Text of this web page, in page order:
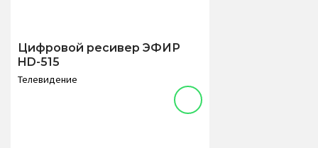
Цифровой ресивер ЭФИР
HD-515
Телевидение